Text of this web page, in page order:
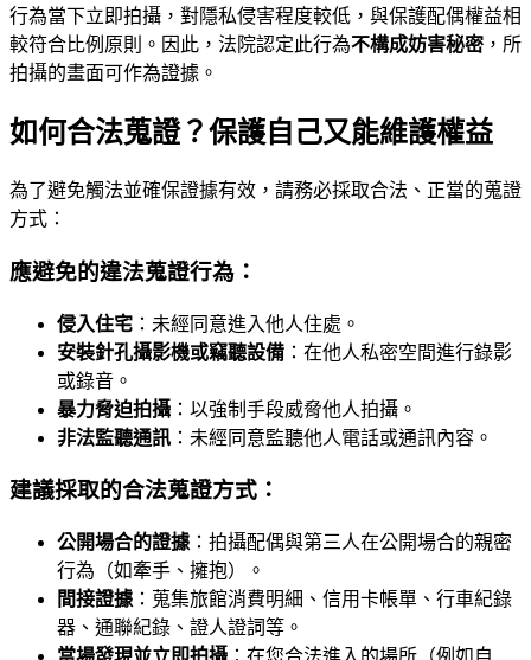
行為當下立即拍攝，對隱私侵害程度較低，與保護配偶權益相
較符合比例原則。因此，法院認定此行為不構成妨害秘密 ，所
拍攝的畫面可作為證據。
如何合法蒐證？保護自己又能維護權益
為了避免觸法並確保證據有效，請務必採取合法、正當的蒐證
方式：
應避免的違法蒐證行為：
侵入住宅 ：未經同意進入他人住處。
安裝針孔攝影機或竊聽設備 ：在他人私密空間進行錄影
或錄音。
暴力脅迫拍攝 ：以強制手段威脅他人拍攝。
非法監聽通訊 ：未經同意監聽他人電話或通訊內容。
建議採取的合法蒐證方式：
公開場合的證據 ：拍攝配偶與第三人在公開場合的親密
行為（如牽手、擁抱）。
間接證據 ：蒐集旅館消費明細、信用卡帳單、行車紀錄
器、通聯紀錄、證人證詞等。